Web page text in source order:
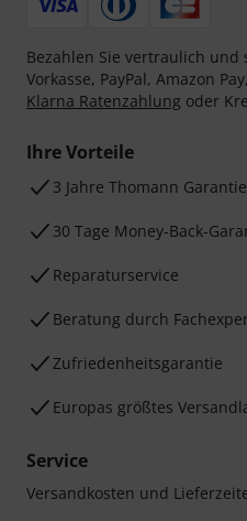
Bezahlen Sie vertraulich und
Vorkasse, PayPal, Amazon Pay,
Klarna Ratenzahlung oder
Ihre Vorteile
3 Jahre Thomann Garantie
30 Tage Money-Back-
Reparaturservice
Beratung durch
Zufriedenheitsgarantie
Europas größtes
Service
Versandkosten und